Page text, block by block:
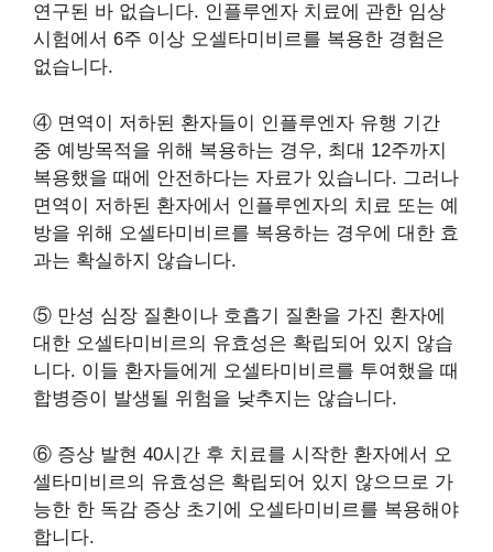
연구된 바 없습니다. 인플루엔자 치료에 관한 임상
시험에서 6주 이상 오셀타미비르를 복용한 경험은
없습니다.
④ 면역이 저하된 환자들이 인플루엔자 유행 기간
중 예방목적을 위해 복용하는 경우, 최대 12주까지
복용했을 때에 안전하다는 자료가 있습니다. 그러나
면역이 저하된 환자에서 인플루엔자의 치료 또는 예
방을 위해 오셀타미비르를 복용하는 경우에 대한 효
과는 확실하지 않습니다.
⑤ 만성 심장 질환이나 호흡기 질환을 가진 환자에
대한 오셀타미비르의 유효성은 확립되어 있지 않습
니다. 이들 환자들에게 오셀타미비르를 투여했을 때
합병증이 발생될 위험을 낮추지는 않습니다.
⑥ 증상 발현 40시간 후 치료를 시작한 환자에서 오
셀타미비르의 유효성은 확립되어 있지 않으므로 가
능한 한 독감 증상 초기에 오셀타미비르를 복용해야
합니다.